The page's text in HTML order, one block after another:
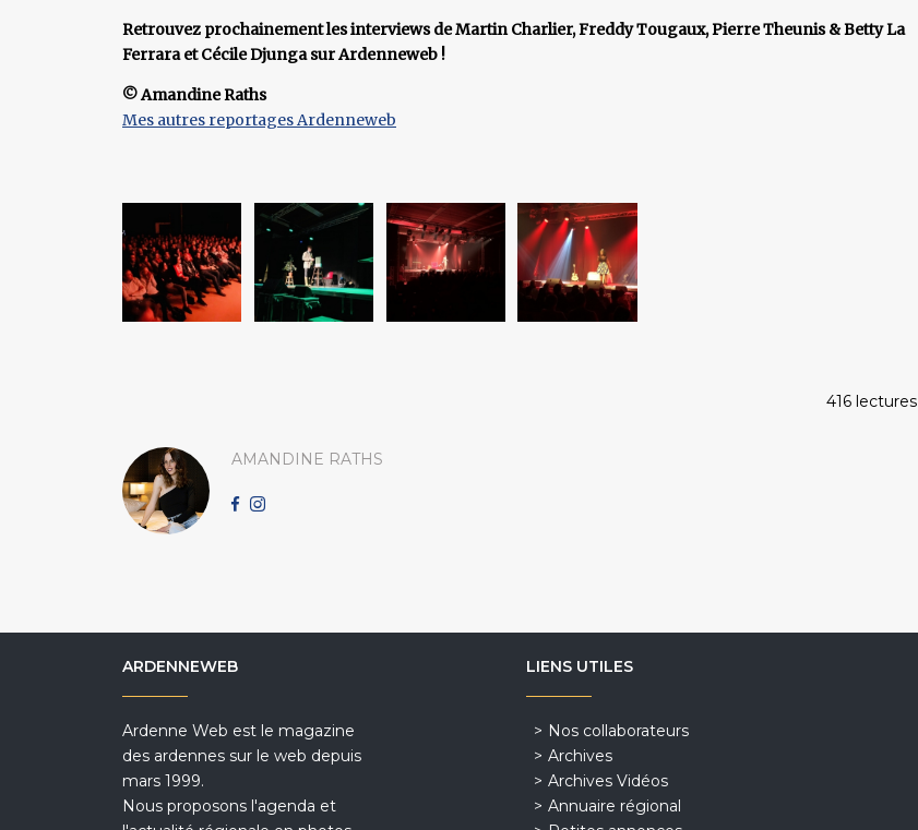
Retrouvez prochainement les interviews de Martin Charlier, Freddy Tougaux, Pierre Theunis & Betty La
Ferrara et Cécile Djunga sur Ardenneweb !
© Amandine Raths
Mes autres reportages Ardenneweb
416 lectures
AMANDINE RATHS
ARDENNEWEB
Ardenne Web est le magazine
des ardennes sur le web depuis
mars 1999.
Nous proposons l'agenda et
LIENS UTILES
Nos collaborateurs
Archives
Archives Vidéos
Annuaire régional